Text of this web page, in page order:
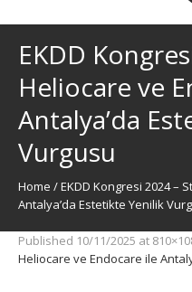
EKDD
Heliocare ve
Antalya’da
Vurgusu
Home /EKDD Kongresi 2024 –
Antalya’da Estetikte Yenilik
Published 10/11/2025 at
Heliocare ve Endocare ile